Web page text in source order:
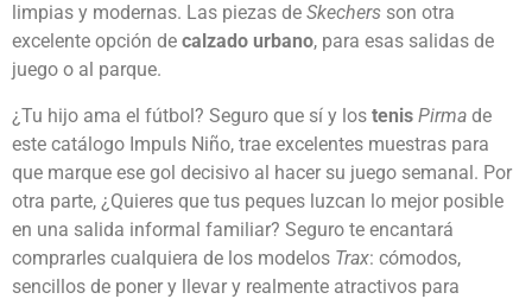
limpias y modernas. Las piezas de Skechers son otra
excelente opción de calzado urbano, para esas salidas de
juego o al parque.
¿Tu hijo ama el fútbol? Seguro que sí y los tenis Pirma de
este catálogo Impuls Niño, trae excelentes muestras para
que marque ese gol decisivo al hacer su juego semanal. Por
otra parte, ¿Quieres que tus peques luzcan lo mejor posible
en una salida informal familiar? Seguro te encantará
comprarles cualquiera de los modelos Trax: cómodos,
sencillos de poner y llevar y realmente atractivos para